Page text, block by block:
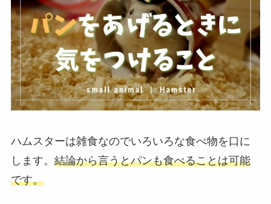
ハムスターは雑食なのでいろいろな食べ物を口に
します。 結論から言うとパンも食べることは可能
です。